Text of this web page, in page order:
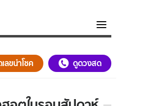
ความรู้รอบตัว
ฮาวทู
ลขนำโชค ดูดวงสด